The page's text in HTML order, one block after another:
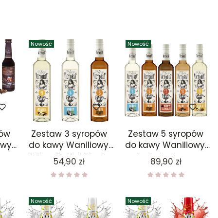
x
Nowość
Zestaw 3 syropów
do kawy Waniliowy,
Kokos, Toffi 490ml x
3
Cena
54,90 zł
Nowość
Zestaw 5 syropów
do kawy Waniliowy,
Czekoladowy z
rumem, Kokos, Toffi,
Amaretto 490ml x 5
Cena
89,90 zł
Nowość Nowość